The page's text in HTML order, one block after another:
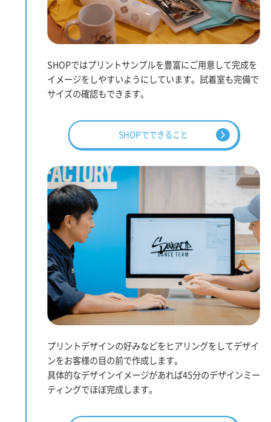
SHOPではプリントサンプルを豊富にご用意して完成を
イメージをしやすいようにしています。試着室も完備で
サイズの確認もできます。
SHOPでできること
プリントデザインの好みなどをヒアリングをしてデザイ
ンをお客様の目の前で作成します。
具体的なデザインイメージがあれば45分のデザインミー
ティングでほぼ完成します。